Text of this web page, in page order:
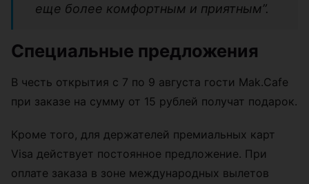
еще более комфортным и приятным”.
Специальные предложения
В честь открытия с 7 по 9 августа гости Mak.Cafe
при заказе на сумму от 15 рублей получат подарок.
Кроме того, для держателей премиальных карт
Visa действует постоянное предложение. При
оплате заказа в зоне международных вылетов